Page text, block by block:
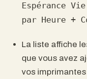
Espérance
par Heure +
La liste affiche
que vous avez
vos